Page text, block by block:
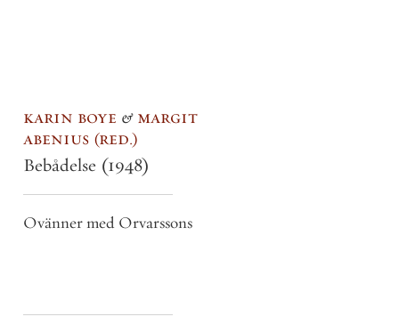
karin boye & margit
abenius red.
Bebådelse (1948)
Ovänner med Orvarssons